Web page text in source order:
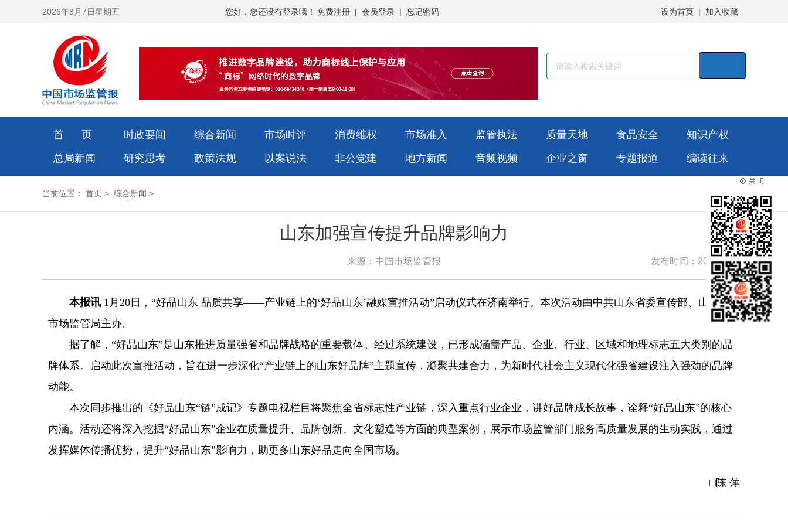
2026年8月7日星期五 您好，您还没有登录哦！ 免费注册 | 会员登录 | 忘记密码 设为首页 | 加入收藏
首 页 时政要闻 综合新闻 市场时评 消费维权 市场准入 监管执法 质量天地 食品安全
知识产权
总局新闻
研究思考 政策法规 以案说法 非公党建 地方新闻 音频视频 企业之窗 专题报道 编读往来
当前位置： 首页 > 综合新闻 >
山东加强宣传提升品牌影响力
来源：中国市场监管报 发布时间：2026-01-27
本报讯 1月20日，“好品山东 品质共享——产业链上的‘好品山东’融媒宣推活动”启动仪式在济南举行。本次活动由中共山东省委宣传部、山东省
市场监管局主办。
据了解，“好品山东”是山东推进质量强省和品牌战略的重要载体。经过系统建设，已形成涵盖产品、企业、行业、区域和地理标志五大类别的品
牌体系。启动此次宣推活动，旨在进一步深化“产业链上的山东好品牌”主题宣传，凝聚共建合力，为新时代社会主义现代化强省建设注入强劲的品牌
动能。
本次同步推出的《好品山东“链”成记》专题电视栏目将聚焦全省标志性产业链，深入重点行业企业，讲好品牌成长故事，诠释“好品山东”的核心
内涵。活动还将深入挖掘“好品山东”企业在质量提升、品牌创新、文化塑造等方面的典型案例，展示市场监管部门服务高质量发展的生动实践，通过
发挥媒体传播优势，提升“好品山东”影响力，助更多山东好品走向全国市场。
□陈 萍